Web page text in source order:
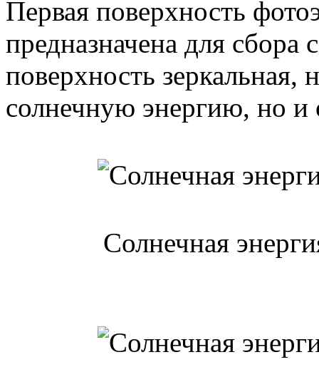
Первая поверхность
предназначена для
поверхность зеркальная,
солнечную энергию, но и
Солнечная